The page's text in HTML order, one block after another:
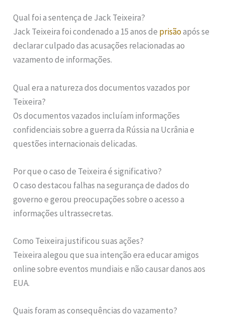
Qual foi a sentença de Jack Teixeira?
Jack Teixeira foi condenado a 15 anos de prisãoapós se
declarar culpado das acusações relacionadas ao
vazamento de informações.
Qual era a natureza dos documentos vazados por
Teixeira?
Os documentos vazados incluíam informações
confidenciais sobre a guerra da Rússia na Ucrânia e
questões internacionais delicadas.
Por que o caso de Teixeira é significativo?
O caso destacou falhas na segurança de dados do
governo e gerou preocupações sobre o acesso a
informações ultrassecretas.
Como Teixeira justificou suas ações?
Teixeira alegou que sua intenção era educar amigos
online sobre eventos mundiais e não causar danos aos
EUA.
Quais foram as consequências do vazamento?